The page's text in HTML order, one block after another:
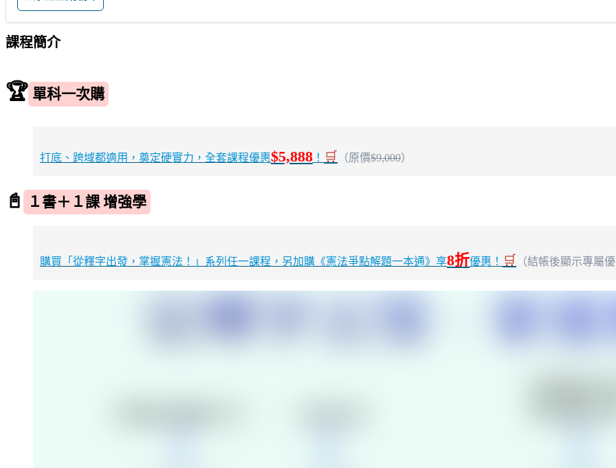
課程簡介
🏆 單科一次購
打底、跨域都適用，奠定硬實力，全套課程優惠$5,888 ！ 🛒 （原價$9,000）
📓 １書＋１課 增強學
購買「從釋字出發，掌握憲法！」系列任一課程，另加購《憲法爭點解題一本通》享8折優惠！ 🛒 （結帳後顯示專屬